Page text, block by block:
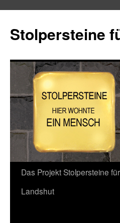
Stolpersteine
Zum
Inhalt
Das Projekt Stolpersteine für
Landshut